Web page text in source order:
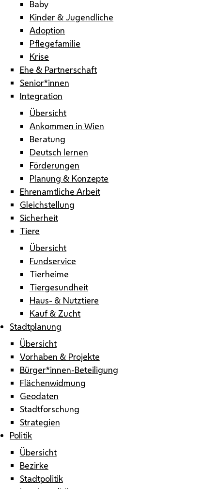
Baby
Kinder & Jugendliche
Adoption
Pflegefamilie
Krise
Ehe & Partnerschaft
Senior*innen
Integration
Übersicht
Ankommen in Wien
Beratung
Deutsch lernen
Förderungen
Planung & Konzepte
Ehrenamtliche Arbeit
Gleichstellung
Sicherheit
Tiere
Übersicht
Fundservice
Tierheime
Tiergesundheit
Haus- & Nutztiere
Kauf & Zucht
Stadtplanung
Übersicht
Vorhaben & Projekte
Bürger*innen-Beteiligung
Flächenwidmung
Geodaten
Stadtforschung
Strategien
Politik
Übersicht
Bezirke
Stadtpolitik